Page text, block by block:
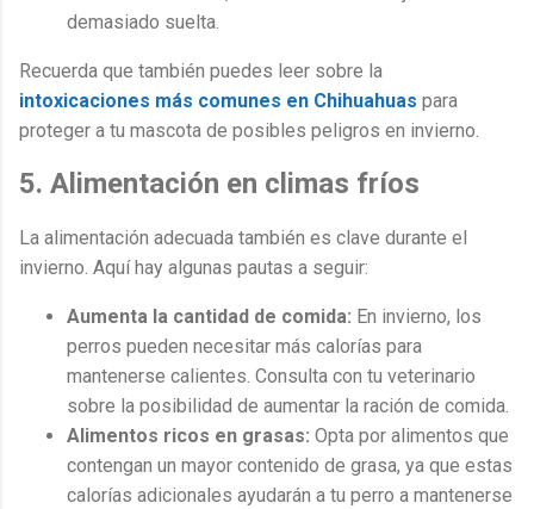
demasiado suelta.
Recuerda que también puedes leer sobre la
intoxicaciones más comunes en Chihuahuas para
proteger a tu mascota de posibles peligros en invierno.
5. Alimentación en climas fríos
La alimentación adecuada también es clave durante el
invierno. Aquí hay algunas pautas a seguir:
Aumenta la cantidad de comida: En invierno, los
perros pueden necesitar más calorías para
mantenerse calientes. Consulta con tu veterinario
sobre la posibilidad de aumentar la ración de comida.
Alimentos ricos en grasas: Opta por alimentos que
contengan un mayor contenido de grasa, ya que estas
calorías adicionales ayudarán a tu perro a mantenerse